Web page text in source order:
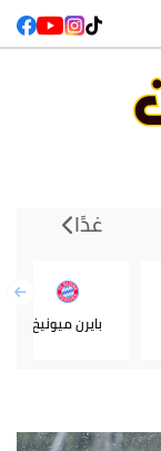
غدًا
بايرن ميونيخ